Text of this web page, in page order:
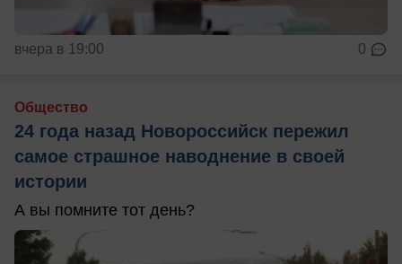
вчера в 19:00 0
Общество
24 года назад Новороссийск пережил
самое страшное наводнение в своей
истории
А вы помните тот день?